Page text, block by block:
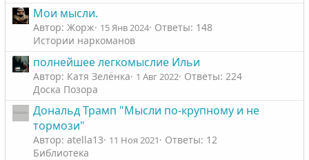
Мои мысли.
Автор: Жорж 15 Янв 2024 Ответы: 148
Истории наркоманов
полнейшее легкомыслие Ильи
Автор: Катя Зелёнка 1 Авг 2022 Ответы: 224
Доска Позора
Дональд Трамп "Мысли по-крупному и не
тормози"
Автор: atella13 11 Ноя 2021
Ответы: 12
Библиотека